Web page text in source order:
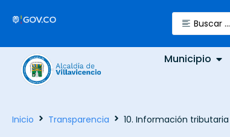
Municipio
Inicio Transparencia 10. Información